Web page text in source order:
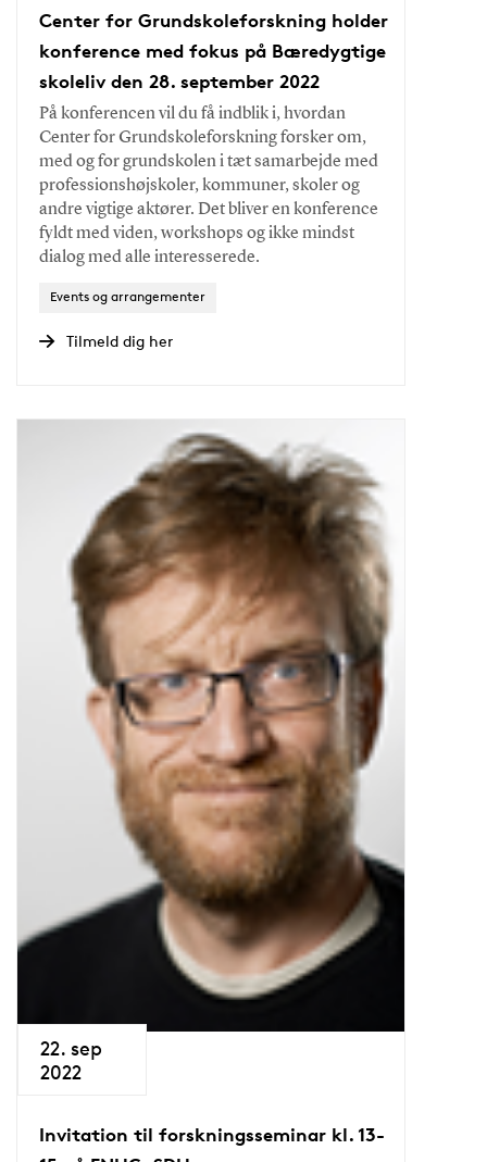
Center for Grundskoleforskning holder
konference med fokus på Bæredygtige
skoleliv den 28. september 2022
På konferencen vil du få indblik i, hvordan
Center for Grundskoleforskning forsker om,
med og for grundskolen i tæt samarbejde med
professionshøjskoler, kommuner, skoler og
andre vigtige aktører. Det bliver en konference
fyldt med viden, workshops og ikke mindst
dialog med alle interesserede.
Events og arrangementer
Tilmeld dig her
22. sep
2022
Invitation til forskningsseminar kl. 13-